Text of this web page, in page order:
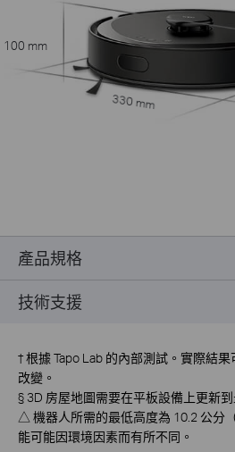
100 mm
330 mm
產品規格
技術支援
†根據 Tapo Lab 的內部測試。實際結
改變。
§ 3D 房屋地圖需要在平板設備上更新到
△ 機器人所需的最低高度為 10.2 公分
能可能因環境因素而有所不同。